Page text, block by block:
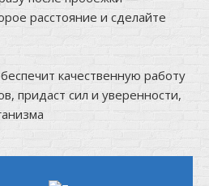
расстояние и сделайте
качественную работу
придаст сил и уверенности,